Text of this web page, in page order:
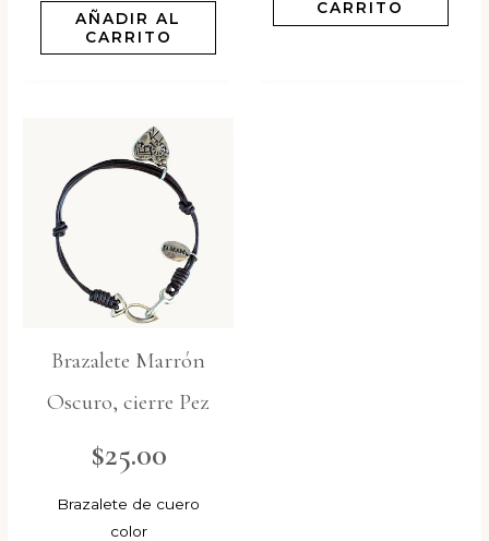
AÑADIR AL
CARRITO
CARRITO
Brazalete Marrón
Oscuro, cierre Pez
$25.00
Brazalete de cuero
color